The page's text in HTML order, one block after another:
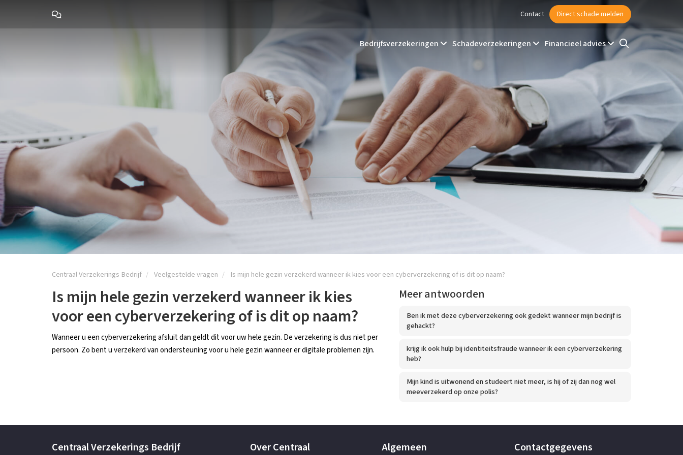
Contact Direct schade melden
Bedrijfsverzekeringen Schadeverzekeringen Financieel advies
Centraal Verzekerings Bedrijf Veelgestelde vragen Is mijn hele gezin verzekerd wanneer ik kies voor een cyberverzekering of is dit op naam?
Is mijn hele gezin verzekerd wanneer ik kies
voor een cyberverzekering of is dit op naam?
Wanneer u een cyberverzekering afsluit dan geldt dit voor uw hele gezin. De verzekering is dus niet per
persoon. Zo bent u verzekerd van ondersteuning voor u hele gezin wanneer er digitale problemen zijn.
Meer antwoorden
Ben ik met deze cyberverzekering ook gedekt wanneer mijn bedrijf is
gehackt?
krijg ik ook hulp bij identiteitsfraude wanneer ik een cyberverzekering
heb?
Mijn kind is uitwonend en studeert niet meer, is hij of zij dan nog wel
meeverzekerd op onze polis?
Centraal Verzekerings Bedrijf
Over Centraal
Algemeen Contactgegevens